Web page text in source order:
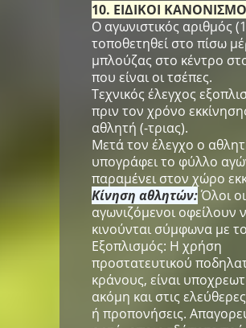
10. ΕΙΔΙΚΟΙ
Ο αγωνιστικός αριθμός
τοποθετηθεί στο πίσω
μπλούζας στο κέντρο
που είναι οι τσέπες.
Τεχνικός έλεγχος
πριν τον χρόνο
αθλητή (-τριας).
Μετά τον έλεγχο ο
υπογράφει το φύλλο
παραμένει στον χώρο
Κίνηση αθλητών:Όλοι οι
αγωνιζόμενοι οφείλουν
κινούνται σύμφωνα με
Εξοπλισμός: Η χρήση
προστατευτικού
κράνους, είναι
ακόμη και στις
ή προπονήσεις.